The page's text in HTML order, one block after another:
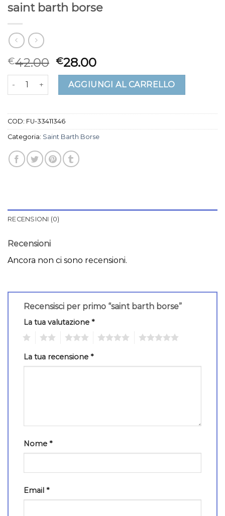
saint barth borse
€42.00 €28.00
saint barth borse quantitàAGGIUNGI AL CARRELLO
COD: FU-33411346
Categoria: Saint Barth Borse
RECENSIONI (0)
Recensioni
Ancora non ci sono recensioni.
Recensisci per primo “saint barth borse”
La tua valutazione *
La tua recensione *
Nome *
Email *